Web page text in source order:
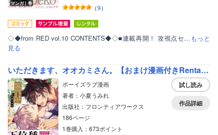
マンガ｜巻
（9）
◇◆from RED vol.10 CONTENTS◆◇■連載再開！ 攻視点セ… もっと
見る
いただきます、オオカミさん。【おまけ漫画付きRenta！限定版】
ボーイズラブ漫画
著者：小夏うみれ
出版社：フロンティアワークス
186ページ
1巻購入：673ポイント
試し読み
作品詳細